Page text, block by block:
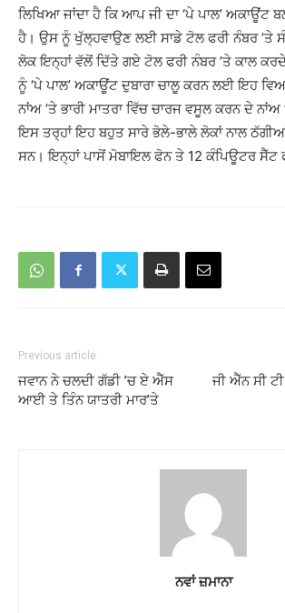
ਲਿਖਿਆ ਜਾਂਦਾ ਹੈ ਕਿ ਆਪ ਜੀ ਦਾ ‘ਪੇ ਪਾਲ’ ਅਕਾਊਂਟ
ਹੈ। ਉਸ ਨੂੰ ਖੁੱਲ੍ਹਵਾਉਣ ਲਈ ਸਾਡੇ ਟੋਲ ਫਰੀ ਨੰਬਰ ’ਤੇ
ਲੋਕ ਇਨ੍ਹਾਂ ਵੱਲੋਂ ਦਿੱਤੇ ਗਏ ਟੋਲ ਫਰੀ ਨੰਬਰ ’ਤੇ ਕਾਲ
ਨੂੰ ‘ਪੇ ਪਾਲ’ ਅਕਾਊਂਟ ਦੁਬਾਰਾ ਚਾਲੂ ਕਰਨ ਲਈ ਇਹ
ਨਾਂਅ ’ਤੇ ਭਾਰੀ ਮਾਤਰਾ ਵਿੱਚ ਚਾਰਜ ਵਸੂਲ ਕਰਨ ਦੇ ਨਾਂਅ
ਇਸ ਤਰ੍ਹਾਂ ਇਹ ਬਹੁਤ ਸਾਰੇ ਭੋਲੇ-ਭਾਲੇ ਲੋਕਾਂ ਨਾਲ
ਸਨ। ਇਨ੍ਹਾਂ ਪਾਸੋਂ ਮੋਬਾਇਲ ਫੋਨ ਤੇ 12 ਕੰਪਿਊਟਰ ਸੈੱਟ
Previous article
ਜਵਾਨ ਨੇ ਚਲਦੀ ਗੱਡੀ ’ਚ ਏ ਐੱਸ
ਆਈ ਤੇ ਤਿੰਨ ਯਾਤਰੀ ਮਾਰ’ਤੇ
ਜੀ ਐੱਨ ਸੀ
ਨਵਾਂ ਜ਼ਮਾਨਾ